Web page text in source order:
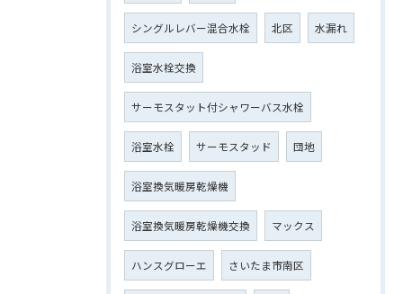
シングルレバー混合水栓 北区 水漏れ
浴室水栓交換
サーモスタット付シャワーバス水栓
浴室水栓 サーモスタッド 団地
浴室換気暖房乾燥機
浴室換気暖房乾燥機交換 マックス
ハンスグローエ さいたま市南区